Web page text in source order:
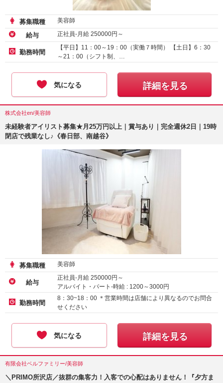
募集職種 美容師
給与 正社員-月給 250000円～
勤務時間
【平日】11：00～19：00（実働７時間） 【土日】6：30
～21：00（シフト制、…
気になる 詳細を見る
株式会社en/美容師
未経験者アイリスト募集★月25万円以上｜賞与あり｜完全週休2日｜19時
閉店で残業なし♪《春日部、南越谷》
募集職種 美容師
給与
正社員-月給 250000円～
アルバイト・パート-時給 : 1200～3000円
勤務時間
8：30~18：00 ＊営業時間は店舗により異なるのでお問合
せください
気になる 詳細を見る
有限会社ベルファミリー/美容師
＼PRIMO所沢店／抜群の集客力！入客での心配はありません！『夕方ま